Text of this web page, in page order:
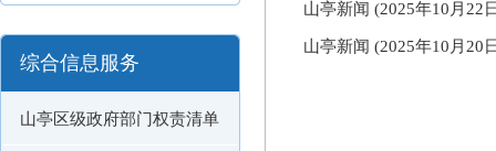
综合信息服务
山亭区级政府部门权责清单
山亭新闻 (2025年10月22
山亭新闻 (2025年10月20